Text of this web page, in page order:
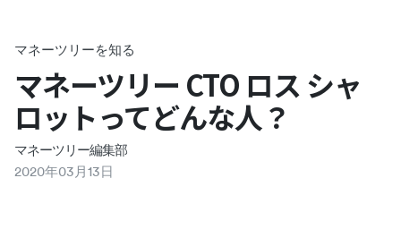
マネーツリーを知る
マネーツリー CTO ロス シャ
ロットってどんな人？
マネーツリー編集部
2020年03 月13日